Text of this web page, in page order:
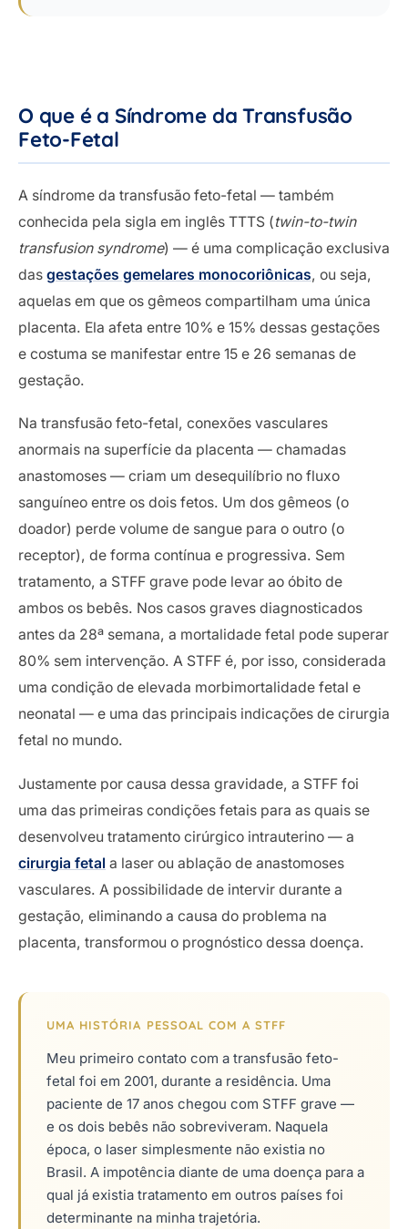
O que é a Síndrome da Transfusão
Feto-Fetal
A síndrome da transfusão feto-fetal — também
conhecida pela sigla em inglês TTTS (twin-to-twin
transfusion syndrome) — é uma complicação exclusiva
das gestações gemelares monocoriônicas, ou seja,
aquelas em que os gêmeos compartilham uma única
placenta. Ela afeta entre 10% e 15% dessas gestações
e costuma se manifestar entre 15 e 26 semanas de
gestação.
Na transfusão feto-fetal, conexões vasculares
anormais na superfície da placenta — chamadas
anastomoses — criam um desequilíbrio no fluxo
sanguíneo entre os dois fetos. Um dos gêmeos (o
doador) perde volume de sangue para o outro (o
receptor), de forma contínua e progressiva. Sem
tratamento, a STFF grave pode levar ao óbito de
ambos os bebês. Nos casos graves diagnosticados
antes da 28ª semana, a mortalidade fetal pode superar
80% sem intervenção. A STFF é, por isso, considerada
uma condição de elevada morbimortalidade fetal e
neonatal — e uma das principais indicações de cirurgia
fetal no mundo.
Justamente por causa dessa gravidade, a STFF foi
uma das primeiras condições fetais para as quais se
desenvolveu tratamento cirúrgico intrauterino — a
cirurgia fetal a laser ou ablação de anastomoses
vasculares. A possibilidade de intervir durante a
gestação, eliminando a causa do problema na
placenta, transformou o prognóstico dessa doença.
UMA HISTÓRIA PESSOAL COM A STFF
Meu primeiro contato com a transfusão feto-
fetal foi em 2001, durante a residência. Uma
paciente de 17 anos chegou com STFF grave —
e os dois bebês não sobreviveram. Naquela
época, o laser simplesmente não existia no
Brasil. A impotência diante de uma doença para a
qual já existia tratamento em outros países foi
determinante na minha trajetória.